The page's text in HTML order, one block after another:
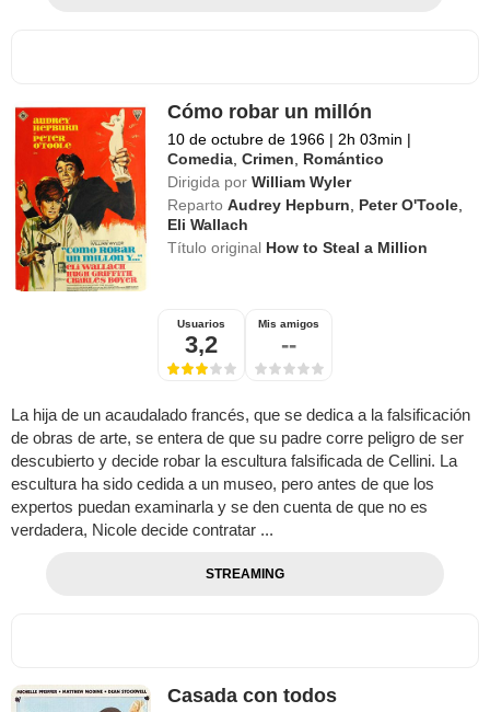
Cómo robar un millón
10 de octubre de 1966 | 2h 03min |
Comedia ,Crimen
Romántico
Dirigida por William Wyler
Reparto Audrey Hepburn Peter O'Toole
Eli Wallach
Título original How to Steal a Million
Usuarios
3,2
Mis amigos
--
La hija de un acaudalado francés, que se dedica a la falsificación
de obras de arte, se entera de que su padre corre peligro de ser
descubierto y decide robar la escultura falsificada de Cellini. La
escultura ha sido cedida a un museo, pero antes de que los
expertos puedan examinarla y se den cuenta de que no es
verdadera, Nicole decide contratar ...
STREAMING
Casada con todos